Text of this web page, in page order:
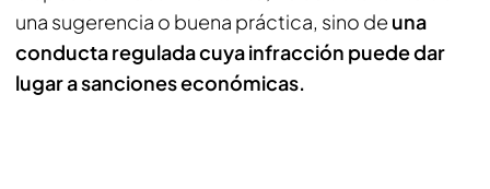
una sugerencia o buena práctica, sino de una
conducta regulada cuya infracción puede dar
lugar a sanciones económicas.